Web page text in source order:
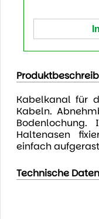
Kabelkanal für
Kabeln.
Haltenasen
einfach
Technische Daten